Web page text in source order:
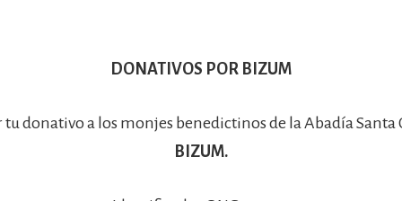
DONATIVOS POR BIZUM
tu donativo a los monjes benedictinos de la Abadía Santa
BIZUM.